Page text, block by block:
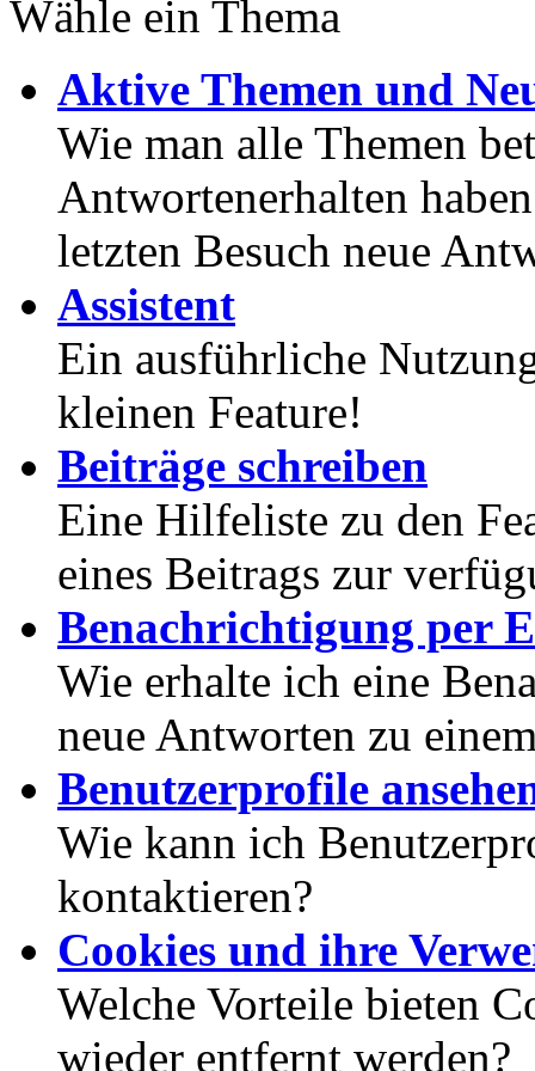
Wähle ein Thema
Aktive Themen und
Wie man alle Themen
Antwortenerhalten
letzten Besuch neue
Assistent
Ein ausführliche
kleinen Feature!
Beiträge schreiben
Eine Hilfeliste zu den
eines Beitrags zur
Benachrichtigung per
Wie erhalte ich eine
neue Antworten zu
Benutzerprofile
Wie kann ich
kontaktieren?
Cookies und ihre
Welche Vorteile bieten
wieder entfernt werden?